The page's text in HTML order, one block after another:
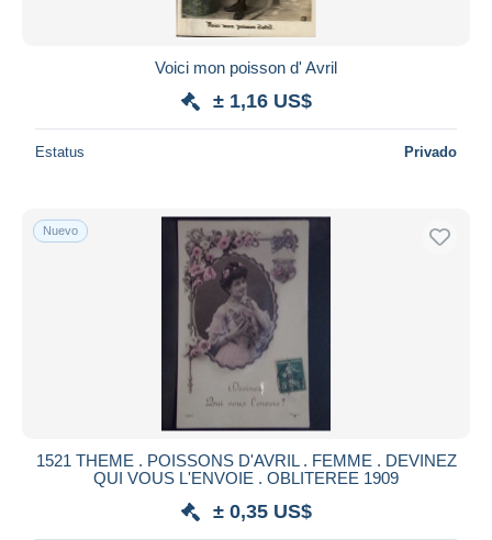
Voici mon poisson d' Avril
± 1,16 US$
Estatus Privado
Nuevo
1521 THEME . POISSONS D'AVRIL . FEMME . DEVINEZ
QUI VOUS L'ENVOIE . OBLITEREE 1909
± 0,35 US$